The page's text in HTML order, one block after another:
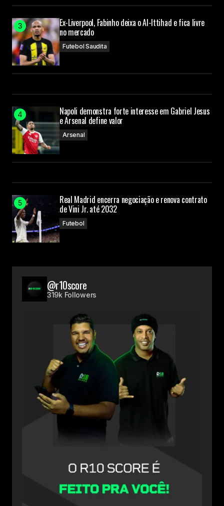
Ex-Liverpool, Fabinho deixa o Al-Ittihad e fica livre
no mercado
Futebol Saudita
Napoli demonstra forte interesse em Gabriel Jesus
e Arsenal define valor
Arsenal
Real Madrid encerra negociação e renova contrato
de Vini Jr. até 2032
Futebol
@r10score
319k Followers